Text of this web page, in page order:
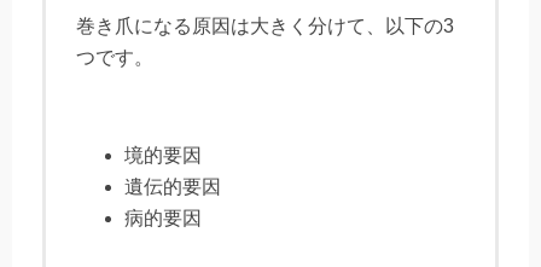
巻き爪になる原因は大きく分けて、以下の3
つです。
境的要因
遺伝的要因
病的要因